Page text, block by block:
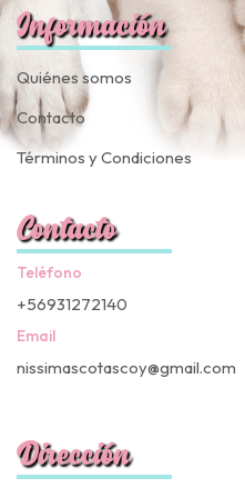
Información
Quiénes somos
Contacto
Términos y Condiciones
Contacto
Teléfono
+56931272140
Email
nissimascotascoy@gmail.com
Dirección